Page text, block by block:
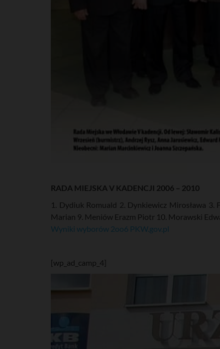
RADA MIEJSKA V KADENCJI 2006 – 2010
1. Dydiuk Romuald 2. Dynkiewicz Mirosława 3.
Marian 9. Meniów Erazm Piotr 10. Morawski
Wyniki wyborów 2oo6 PKW.gov.pl
[wp_ad_camp_4]